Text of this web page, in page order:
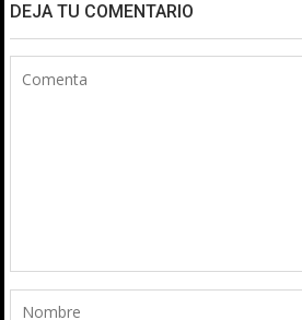
DEJA TU COMENTARIO